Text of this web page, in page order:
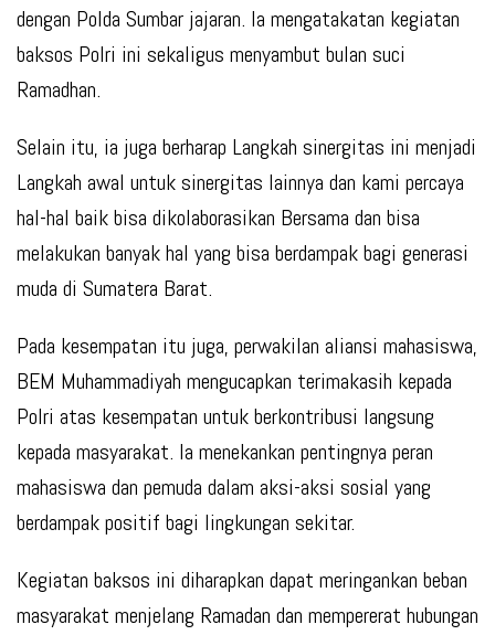
dengan Polda Sumbar jajaran. Ia mengatakatan kegiatan
baksos Polri ini sekaligus menyambut bulan suci
Ramadhan.
Selain itu, ia juga berharap Langkah sinergitas ini menjadi
Langkah awal untuk sinergitas lainnya dan kami percaya
hal-hal baik bisa dikolaborasikan Bersama dan bisa
melakukan banyak hal yang bisa berdampak bagi generasi
muda di Sumatera Barat.
Pada kesempatan itu juga, perwakilan aliansi mahasiswa,
BEM Muhammadiyah mengucapkan terimakasih kepada
Polri atas kesempatan untuk berkontribusi langsung
kepada masyarakat. Ia menekankan pentingnya peran
mahasiswa dan pemuda dalam aksi-aksi sosial yang
berdampak positif bagi lingkungan sekitar.
Kegiatan baksos ini diharapkan dapat meringankan beban
masyarakat menjelang Ramadan dan mempererat hubungan